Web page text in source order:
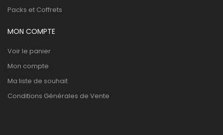
Packs et Coffrets
MON COMPTE
Voir le panier
Mon compte
Ma liste de souhait
Conditions Générales de Vente